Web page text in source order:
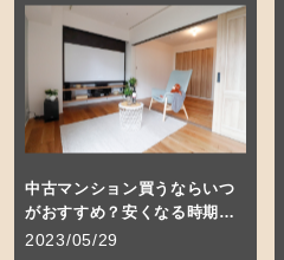
中古マンション買うならいつ
がおすすめ？安くなる時期と
は？
2023/05/29